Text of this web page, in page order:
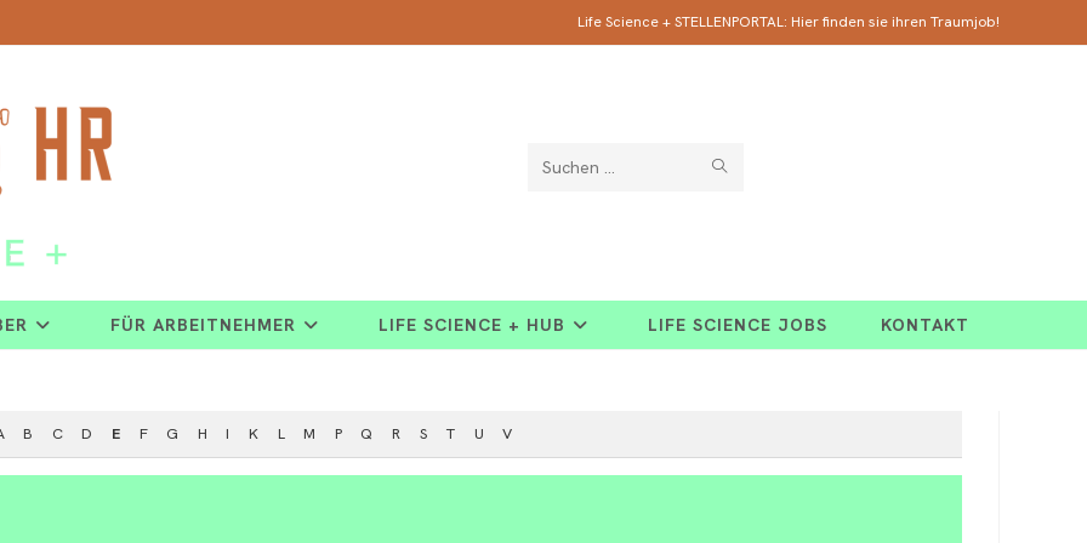
Life Science + STELLENPORTAL: Hier finden sie ihren Traumjob!
Diese
FÜR ARBEITNEHMER LIFE SCIENCE + HUB LIFE SCIENCE JOBS KONTAKT
B C D E F G H I K L M P Q R S T U V